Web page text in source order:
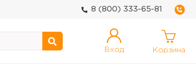
8 (800) 333-65-81
Вход Корзина